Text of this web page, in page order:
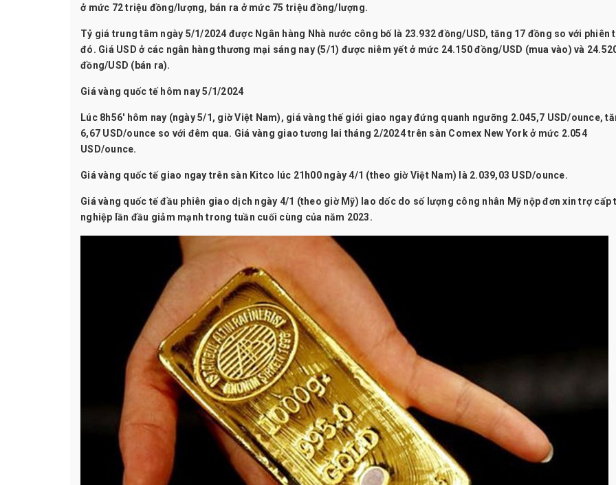
ở mức 72 triệu đồng/lượng, bán ra ở mức 75 triệu đồng/lượng.
Tỷ giá trung tâm ngày 5/1/2024 được Ngân hàng Nhà nước công bố là 23.932 đồng/USD, tăng 17 đồng so với phiên
đó. Giá USD ở các ngân hàng thương mại sáng nay (5/1) được niêm yết ở mức 24.150 đồng/USD (mua vào) và
đồng/USD (bán ra).
Giá vàng quốc tế hôm nay 5/1/2024
Lúc 8h56' hôm nay (ngày 5/1, giờ Việt Nam), giá vàng thế giới giao ngay đứng quanh ngưỡng 2.045,7 USD/ounce,
6,67 USD/ounce so với đêm qua. Giá vàng giao tương lai tháng 2/2024 trên sàn Comex New York ở mức 2.054
USD/ounce.
Giá vàng quốc tế giao ngay trên sàn Kitco lúc 21h00 ngày 4/1 (theo giờ Việt Nam) là 2.039,03 USD/ounce.
Giá vàng quốc tế đầu phiên giao dịch ngày 4/1 (theo giờ Mỹ) lao dốc do số lượng công nhân Mỹ nộp đơn xin trợ cấp
nghiệp lần đầu giảm mạnh trong tuần cuối cùng của năm 2023.